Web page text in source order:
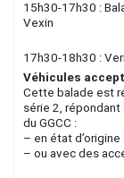
15h30-17h30 :
Vexin
17h30-18h30 :
Véhicules
Cette balade est
série 2,
du GGCC :
– en état d’origine
– ou avec des